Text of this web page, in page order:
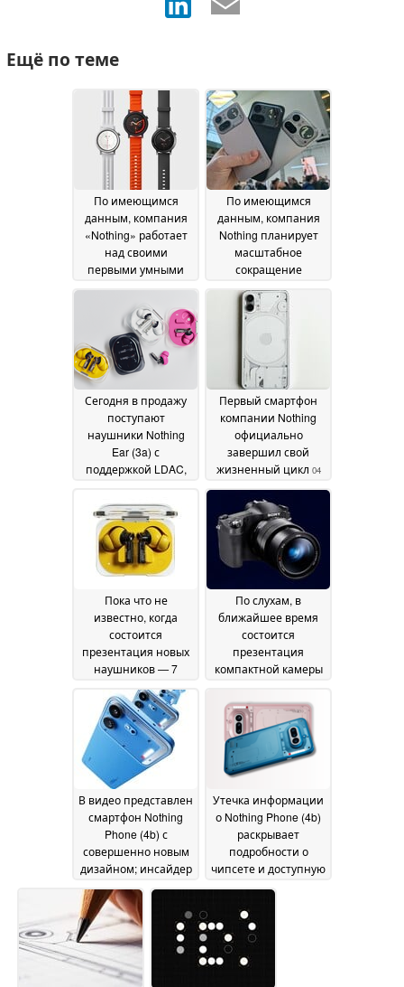
Ещё по теме
По имеющимся
данным, компания
«Nothing» работает
над своими
первыми умными
представлены в
сентябре28 July 2026
По имеющимся
данным, компания
Nothing планирует
масштабное
сокращение
мировом рынке на
фоне снижения
продаж смартфонов
24 July 2026
Сегодня в продажу
поступают
наушники Nothing
Ear (3a) с
поддержкой LDAC,
динамиками и
новой цветовой
гаммой07 July 2026
Первый смартфон
компании Nothing
официально
завершил свой
жизненный цикл 04
July 2026
Пока что не
известно, когда
состоится
презентация новых
наушников — 7
02 July 2026
По слухам, в
ближайшее время
состоится
презентация
компактной камеры
кратным зумом01 July
2026
В видео представлен
смартфон Nothing
Phone (4b) с
совершенно новым
дизайном; инсайдер
технические
характеристики25
June 2026
Утечка информации
о Nothing Phone (4b)
раскрывает
подробности о
чипсете и доступную
25 June 2026